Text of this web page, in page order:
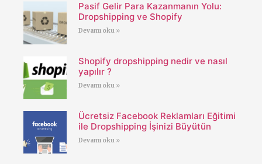
Pasif Gelir Para Kazanmanın Yolu:
Dropshipping ve Shopify
Devamı oku »
Shopify dropshipping nedir ve nasıl
yapılır ?
Devamı oku »
Ücretsiz Facebook Reklamları Eğitimi
ile Dropshipping İşinizi Büyütün
Devamı oku »